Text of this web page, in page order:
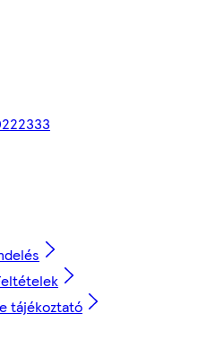
tájékoztató